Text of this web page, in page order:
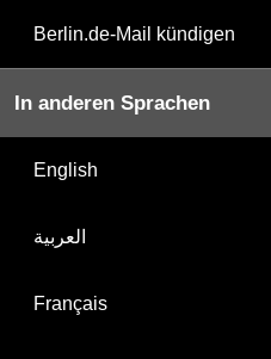
Berlin.de-Mail kündigen
In anderen Sprachen
English
العربية
Français